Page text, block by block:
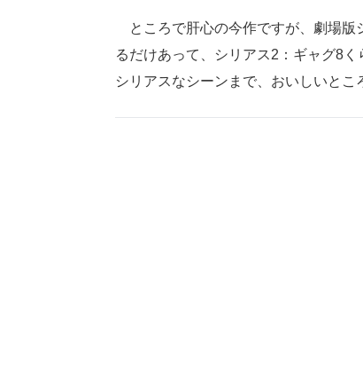
ところで肝心の今作ですが、劇場版
るだけあって、シリアス2：ギャグ8
シリアスなシーンまで、おいしいとこ